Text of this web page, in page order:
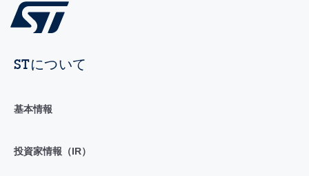
STについて
基本情報
投資家情報（IR）